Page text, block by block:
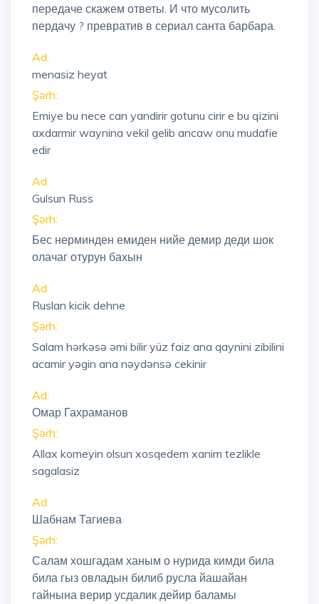
передаче скажем ответы. И что мусолить
пердачу ? превратив в сериал санта барбара.
Ad:
menasiz heyat
Şərh:
Emiye bu nece can yandirir gotunu cirir e bu qizini
axdarmir waynina vekil gelib ancaw onu mudafie
edir
Ad:
Gulsun Russ
Şərh:
Бес нерминден емиден нийе демир деди шок
олачаг отурун бахын
Ad:
Ruslan kicik dehne
Şərh:
Salam hərkəsə əmi bilir yüz faiz ana qaynini zibilini
acamir yəgin ana nəydənsə cekinir
Ad:
Омар Гахраманов
Şərh:
Allax komeyin olsun xosqedem xanim tezlikle
sagalasiz
Ad:
Шабнам Тагиева
Şərh:
Салам хошгадам ханым о нурида кимди била
била гыз овладын билиб русла йашайан
гайнына верир усдалик дейир баламы